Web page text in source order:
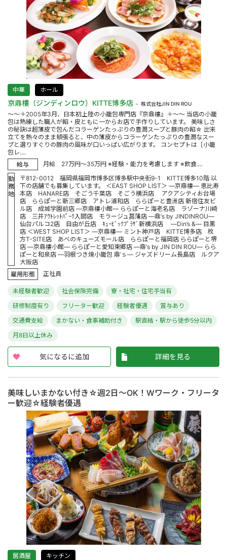
中華 ホール
京鼎樓（ジンディンロウ）KITTE博多店 株式会社JIN DIN ROU
～～＋2005年3月、日本初上陸の小籠包専門店『京鼎樓』＋～～ 当店の小籠
包は熟練した職人が餡・皮ともに一からお店で手作りしています。 美味しさ
の秘訣は超薄皮で包んだコラーゲンたっぷりの豊潤スープと豚肉の餡☆ 出来
立てを熱々のまま頬張ると、中の薄皮からコラーゲンたっぷりの豊潤なスー
プと選りすぐりの豚肉の風味が口いっぱい広がります。 コンセプトは［小籠
包レ....
給与
月給 27万円～35万円 ※経験・能力を考慮します ※飲食....
勤
務
地
〒812-0012 福岡県福岡市博多区博多駅中央街9-1 KITTE博多10階 以
下の店舗でも募集しています。 ＜EAST SHOP LIST＞ ―京鼎樓― 恵比寿
本店 HANARE店 そごう千葉店 そごう横浜店 アクアシティお台場
店 ららぽーと新三郷店 アトレ浦和店 ららぽーと豊洲店 新宿住友ビ
ル店 成城学園前店 ―京鼎樓小館― ららぽーと海老名店 ラゾーナ川崎
店 三井ｱｳﾄﾚｯﾄﾊﾟｰｸ入間店 モラージュ菖蒲店 ―鼎’s by JINDINROU―
仙台パルコ2店 自由が丘店 ｷｭｰﾋﾞｯｸﾌﾟﾗｻﾞ新横浜店 ―Din’s &― 目黒
店 ＜WEST SHOP LIST＞ ―京鼎樓― ミント神戸店 KITTE博多店 枚
方T-SITE店 あべのキューズモール店 ららぽーと福岡店 ららぽーと堺
店 ―京鼎樓小館― ららぽーと愛知東郷店 ―鼎’s by JIN DIN ROU― らら
ぽーと和泉店 ―羽根つき焼小籠包 鼎’ｓ― ジャズドリーム長島店 ルクア
大阪店
雇用形態
正社員
未経験者歓迎 社会保険完備
寮・社宅・住宅手当有
研修制度有り
フリーター歓迎 経験者優遇
賞与あり
交通費支給
まかない・食事補助付き
駅直結・駅から徒歩5分以内
月8日以上休み
気になるに追加 詳細を見る
美味しいまかない付き☆週2日～OK！Wワーク・フリータ
ー歓迎☆経験者優遇
居酒屋 キッチン